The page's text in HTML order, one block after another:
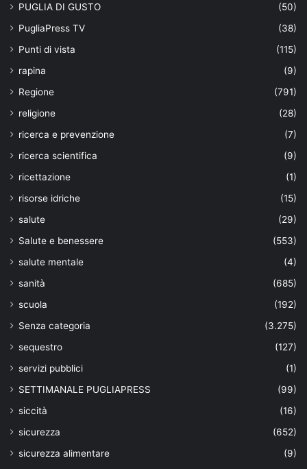
PUGLIA DI GUSTO
(50)
PugliaPress TV
(38)
Punti di vista
(115)
rapina
(9)
Regione
(791)
religione
(28)
ricerca e prevenzione
(7)
ricerca scientifica
(9)
ricettazione
(1)
risorse idriche
(15)
salute
(29)
Salute e benessere
(553)
salute mentale
(4)
sanità
(685)
scuola
(192)
Senza categoria
(3.275)
sequestro
(127)
servizi pubblici
(1)
SETTIMANALE PUGLIAPRESS
(99)
siccità
(16)
sicurezza
(652)
sicurezza alimentare
(9)